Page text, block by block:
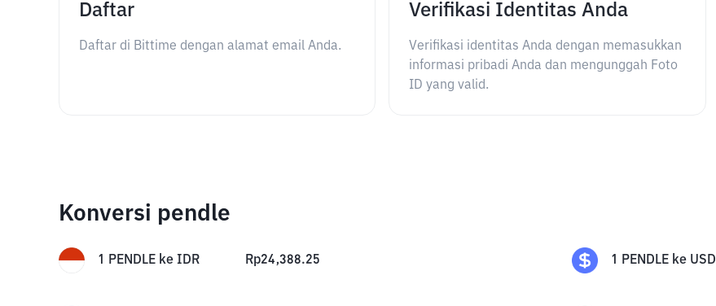
Daftar
Daftar di Bittime dengan alamat email Anda.
Verifikasi Identitas Anda
Verifikasi identitas Anda dengan memasukkan
informasi pribadi Anda dan mengunggah Foto
ID yang valid.
Konversi pendle
1 PENDLE ke IDR Rp24,388.25 1 PENDLE ke USD